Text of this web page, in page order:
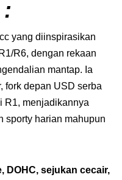
yang diinspirasikan
R6, dengan rekaan
mantap. Ia
fork depan USD serba
R1, menjadikannya
sporty harian mahupun
DOHC, sejukan cecair,